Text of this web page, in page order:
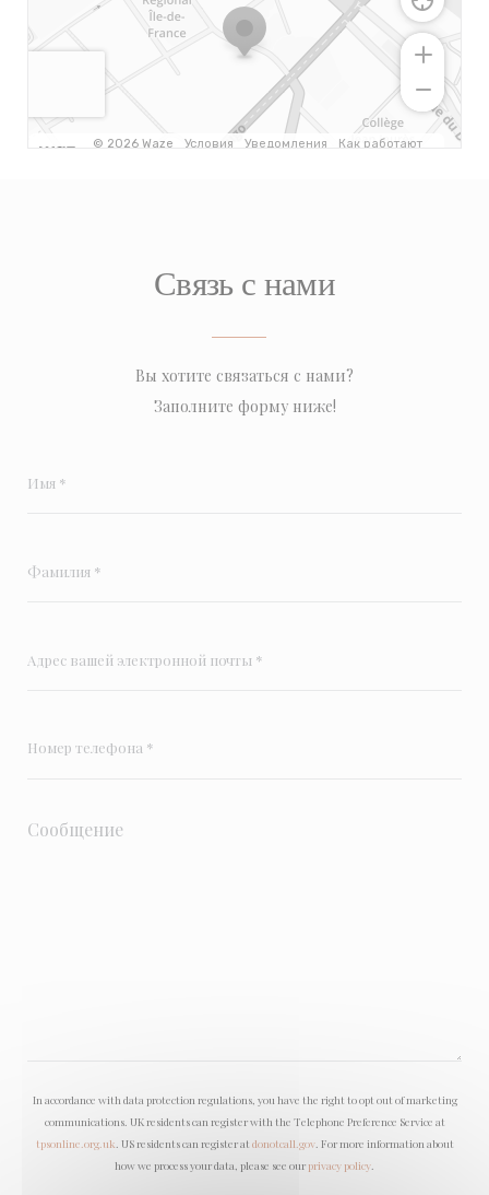
Связь с нами
Вы хотите связаться с нами?
Заполните форму ниже!
In accordance with data protection regulations, you have the right to opt out of marketing
communications. UK residents can register with the Telephone Preference Service at
tpsonline.org.uk . US residents can register at donotcall.gov. For more information about
how we process your data, please see our privacy policy